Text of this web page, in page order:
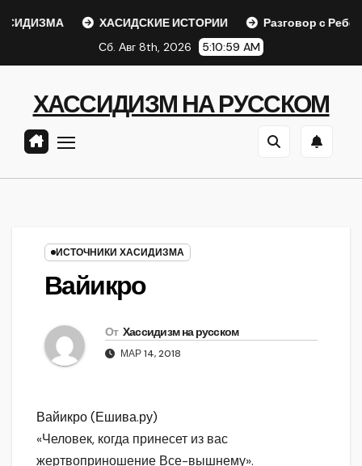
ХАСИДСКИЕ ИСТОРИИ
Разговор с Ребе
Сб. Авг 8th, 2026
5:10:59 AM
ХАССИДИЗМ НА РУССКОМ
ИСТОЧНИКИ ХАСИДИЗМА
Вайикро
От Хассидизм на русском
МАР 14, 2018
Вайикро (Ешива.ру)
«Человек, когда принесет из вас
жертвоприношение Все-вышнему».